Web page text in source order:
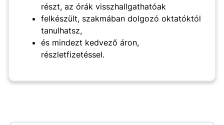
részt, az órák visszhallgathatóak
felkészült, szakmában dolgozó oktatóktól
tanulhatsz,
és mindezt kedvező áron,
részletfizetéssel.